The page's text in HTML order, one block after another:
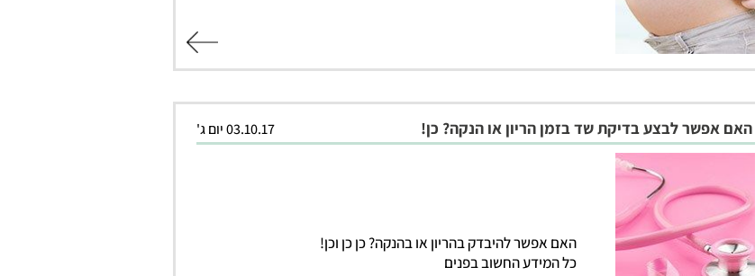
האם אפשר לבצע בדיקת שד בזמן הריון או הנקה? כן! 03.10.17 יום ג'
האם אפשר להיבדק בהריון או בהנקה? כן כן וכן!
כל המידע החשוב בפנים